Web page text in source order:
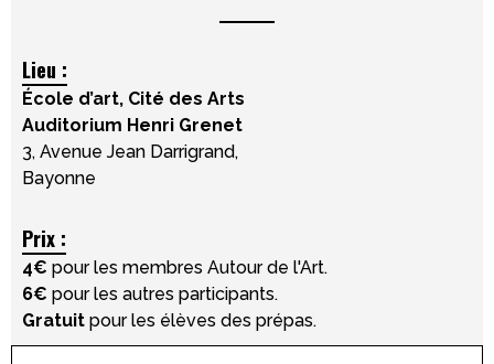
Lieu :
École d’art, Cité des Arts
Auditorium Henri Grenet
3, Avenue Jean Darrigrand,
Bayonne
Prix :
4€ pour les membres Autour de l'Art.
6€ pour les autres participants.
Gratuit pour les élèves des prépas.